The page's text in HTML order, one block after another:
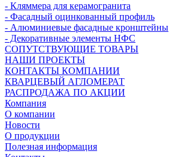
- Кляммера для керамогранита
- Фасадный оцинкованный профиль
- Алюминиевые фасадные кронштейны
- Декоративные элементы НФС
СОПУТСТВУЮЩИЕ ТОВАРЫ
НАШИ ПРОЕКТЫ
КОНТАКТЫ КОМПАНИИ
КВАРЦЕВЫЙ АГЛОМЕРАТ
РАСПРОДАЖА ПО АКЦИИ
Компания
О компании
Новости
О продукции
Полезная информация